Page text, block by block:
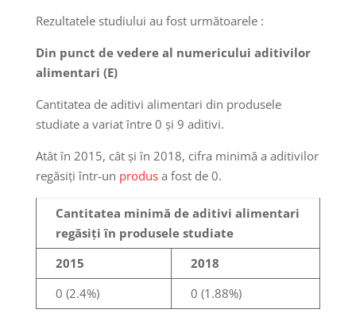
Rezultatele studiului au fost următoarele :
Din punct de vedere al numericului aditivilor
alimentari (E)
Cantitatea de aditivi alimentari din produsele
studiate a variat între 0 și 9 aditivi.
Atât în 2015, cât și în 2018, cifra minimă a aditivilor
regăsiți într-un produsa fost de 0.
Cantitatea minimă de aditivi alimentari
regăsiți în produsele studiate
2015
2018
0 (2.4%)
0 (1.88%)